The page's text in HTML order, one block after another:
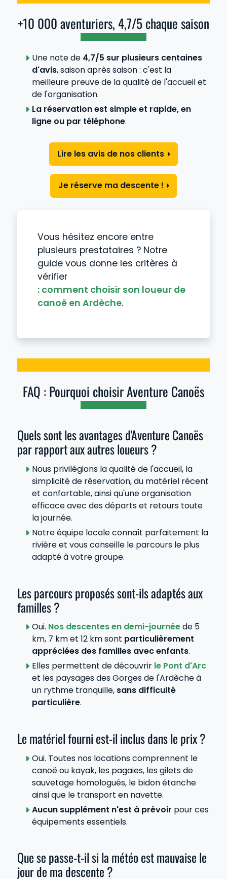
+10 000 aventuriers, 4,7/5 chaque saison
Une note de4,7/5 sur plusieurs centaines
d'avis, saison après saison : c'est la
meilleure preuve de la qualité de l'accueil et
de l'organisation.
La réservation est simple et rapide, en
ligne ou par téléphone.
Lire les avis de nos clients
Je réserve ma descente !
Vous hésitez encore entre
plusieurs prestataires ? Notre
guide vous donne les critères à
vérifier
: comment choisir son loueur de
canoë en Ardèche.
FAQ : Pourquoi choisir Aventure Canoës
Quels sont les avantages d'Aventure Canoës
par rapport aux autres loueurs ?
Nous privilégions la qualité de l'accueil, la
simplicité de réservation, du matériel récent
et confortable, ainsi qu'une organisation
efficace avec des départs et retours toute
la journée.
Notre équipe locale connaît parfaitement la
rivière et vous conseille le parcours le plus
adapté à votre groupe.
Les parcours proposés sont-ils adaptés aux
familles ?
Oui. Nos descentes en demi-journéede 5
km, 7 km et 12 km sont particulièrement
appréciées des familles avec enfants.
Elles permettent de découvrir le Pont d'Arc
et les paysages des Gorges de l'Ardèche à
un rythme tranquille, sans difficulté
particulière.
Le matériel fourni est-il inclus dans le prix ?
Oui. Toutes nos locations comprennent le
canoë ou kayak, les pagaies, les gilets de
sauvetage homologués, le bidon étanche
ainsi que le transport en navette.
Aucun supplément n'est à prévoir pour ces
équipements essentiels.
Que se passe-t-il si la météo est mauvaise le
jour de ma descente ?